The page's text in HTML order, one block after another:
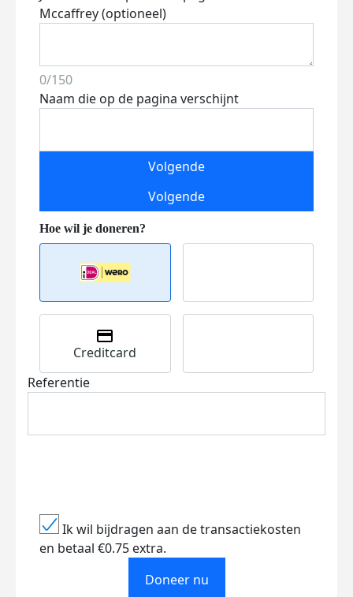
Mccaffrey (optioneel)
0/150
Naam die op de pagina verschijnt
Volgende
Volgende
Creditcard
Referentie
Ik wil bijdragen aan de transactiekosten
en betaal €0.75 extra.
Doneer nu